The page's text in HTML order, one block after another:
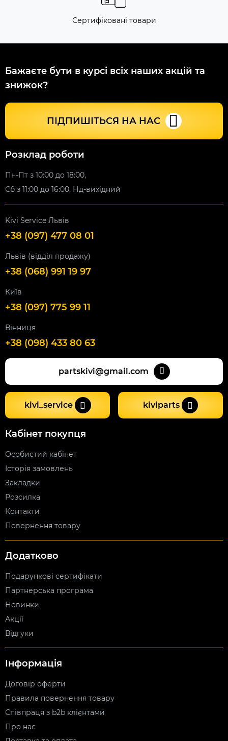
Сертифіковані товари
Бажаєте бути в курсі всіх наших акцій та
знижок?
ПІДПИШІТЬСЯ НА НАС
Розклад роботи
Пн-Пт з 10:00 до 18:00,
Сб з 11:00 до 16:00, Нд-вихідний
Kivi Service Львів
+38 (097) 477 08 01
Львів (відділ продажу)
+38 (068) 991 19 97
Київ
+38 (097) 775 99 11
Вінниця
+38 (098) 433 80 63
partskivi@gmail.com
kivi_service kiviparts
Кабінет покупця
Особистий кабінет
Історія замовлень
Закладки
Розсилка
Контакти
Повернення товару
Додатково
Подарункові сертифікати
Партнерська програма
Новинки
Акції
Відгуки
Інформація
Договір оферти
Правила повернення товару
Співпраця з b2b клієнтами
Про нас